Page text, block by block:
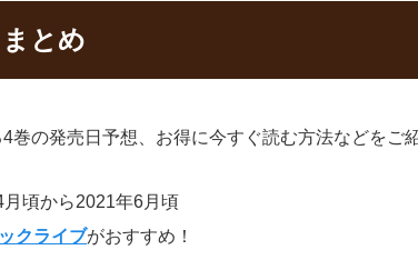
とめ
の発売日予想、お得に今すぐ読む方法などをご
月頃から2021年6月頃
クライブがおすすめ！